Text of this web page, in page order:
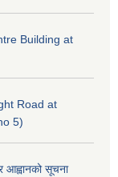
Building at
Road at
5)
आह्वानको सूचना